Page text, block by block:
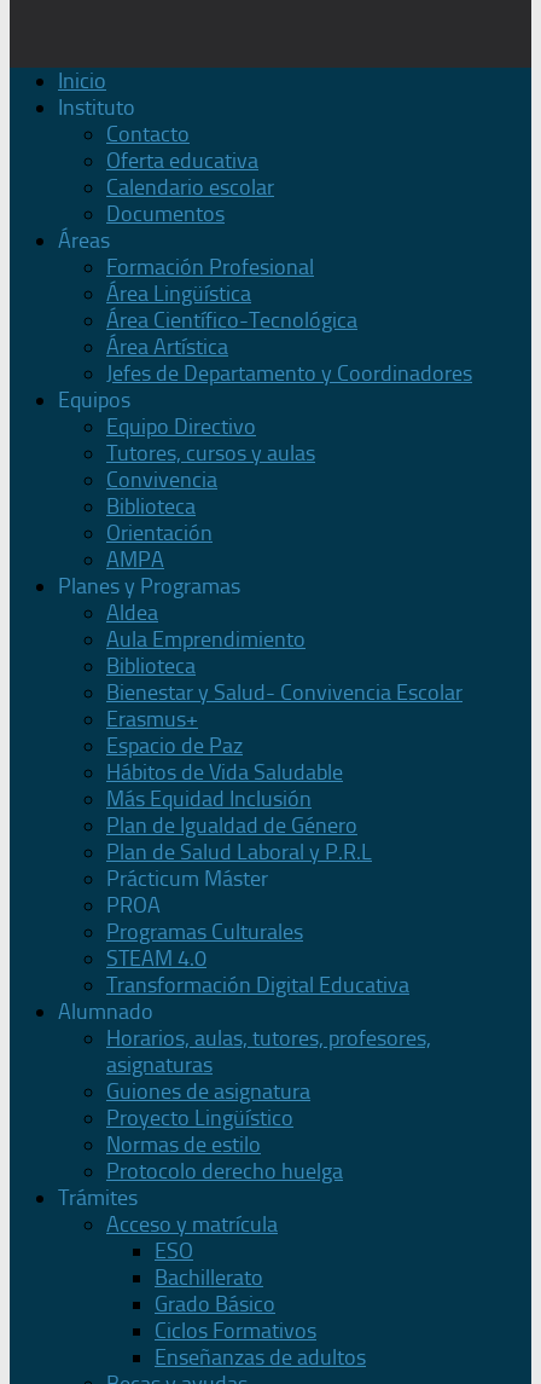
Inicio
Instituto
Contacto
Oferta educativa
Calendario escolar
Documentos
Áreas
Formación Profesional
Área Lingüística
Área Científico-Tecnológica
Área Artística
Jefes de Departamento y Coordinadores
Equipos
Equipo Directivo
Tutores, cursos y aulas
Convivencia
Biblioteca
Orientación
AMPA
Planes y Programas
Aldea
Aula Emprendimiento
Biblioteca
Bienestar y Salud- Convivencia Escolar
Erasmus+
Espacio de Paz
Hábitos de Vida Saludable
Más Equidad Inclusión
Plan de Igualdad de Género
Plan de Salud Laboral y P.R.L
Prácticum Máster
PROA
Programas Culturales
STEAM 4.0
Transformación Digital Educativa
Alumnado
Horarios, aulas, tutores, profesores,
asignaturas
Guiones de asignatura
Proyecto Lingüístico
Normas de estilo
Protocolo derecho huelga
Trámites
Acceso y matrícula
ESO
Bachillerato
Grado Básico
Ciclos Formativos
Enseñanzas de adultos